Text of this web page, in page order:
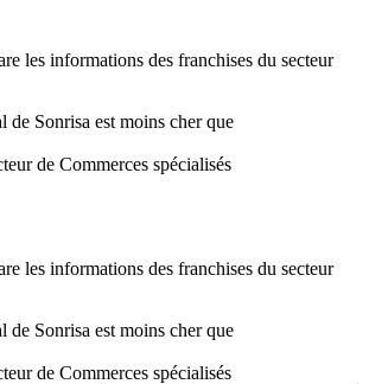
les informations des franchises du secteur
de Sonrisa est moins cher que
de Commerces spécialisés
les informations des franchises du secteur
de Sonrisa est moins cher que
de Commerces spécialisés